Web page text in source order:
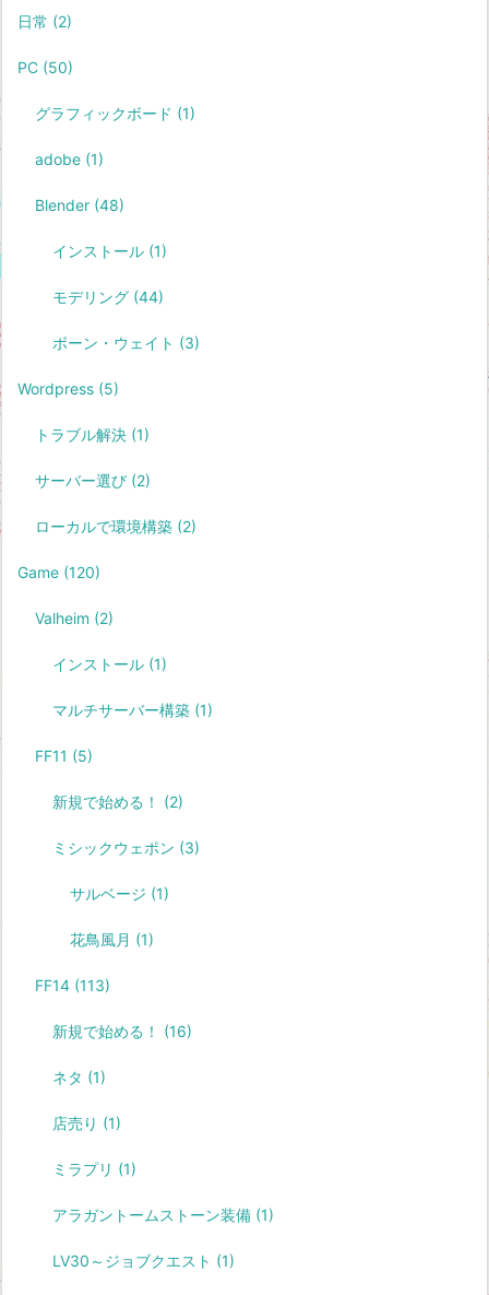
日常 (2)
PC (50)
グラフィックボード (1)
adobe (1)
Blender (48)
インストール (1)
モデリング (44)
ボーン・ウェイト (3)
Wordpress (5)
トラブル解決 (1)
サーバー選び (2)
ローカルで環境構築 (2)
Game (120)
Valheim (2)
インストール (1)
マルチサーバー構築 (1)
FF11 (5)
新規で始める！ (2)
ミシックウェポン (3)
サルベージ (1)
花鳥風月 (1)
FF14 (113)
新規で始める！ (16)
ネタ (1)
店売り (1)
ミラプリ (1)
アラガントームストーン装備 (1)
LV30～ジョブクエスト (1)